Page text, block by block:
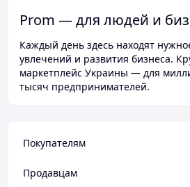
Prom — для людей и
Каждый день здесь находят
увлечений и развития бизнеса.
маркетплейс Украины — для
тысяч предпринимателей.
Покупателям
Продавцам